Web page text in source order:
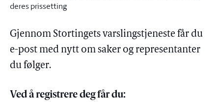
deres prissetting
Gjennom Stortingets varslingstjeneste får du
e-post med nytt om saker og representanter
du følger.
Ved å registrere deg får du: